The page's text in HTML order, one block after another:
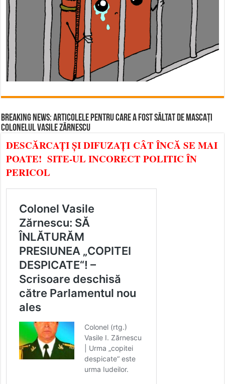
BREAKING NEWS: ARTICOLELE PENTRU CARE A FOST SĂLTAT DE MASCAȚI
COLONELUL VASILE ZĂRNESCU
DESCĂRCAȚI ȘI DIFUZAȚI CÂT ÎNCĂ SE MAI
POATE! SITE-UL INCORECT POLITIC ÎN
PERICOL